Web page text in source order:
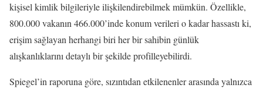
kişisel kimlik bilgileriyle ilişkilendirebilmek mümkün. Özellikle,
800.000 vakanın 466.000’inde konum verileri o kadar hassastı ki,
erişim sağlayan herhangi biri her bir sahibin günlük
alışkanlıklarını detaylı bir şekilde profilleyebilirdi.
Spiegel’in raporuna göre, sızıntıdan etkilenenler arasında yalnızca